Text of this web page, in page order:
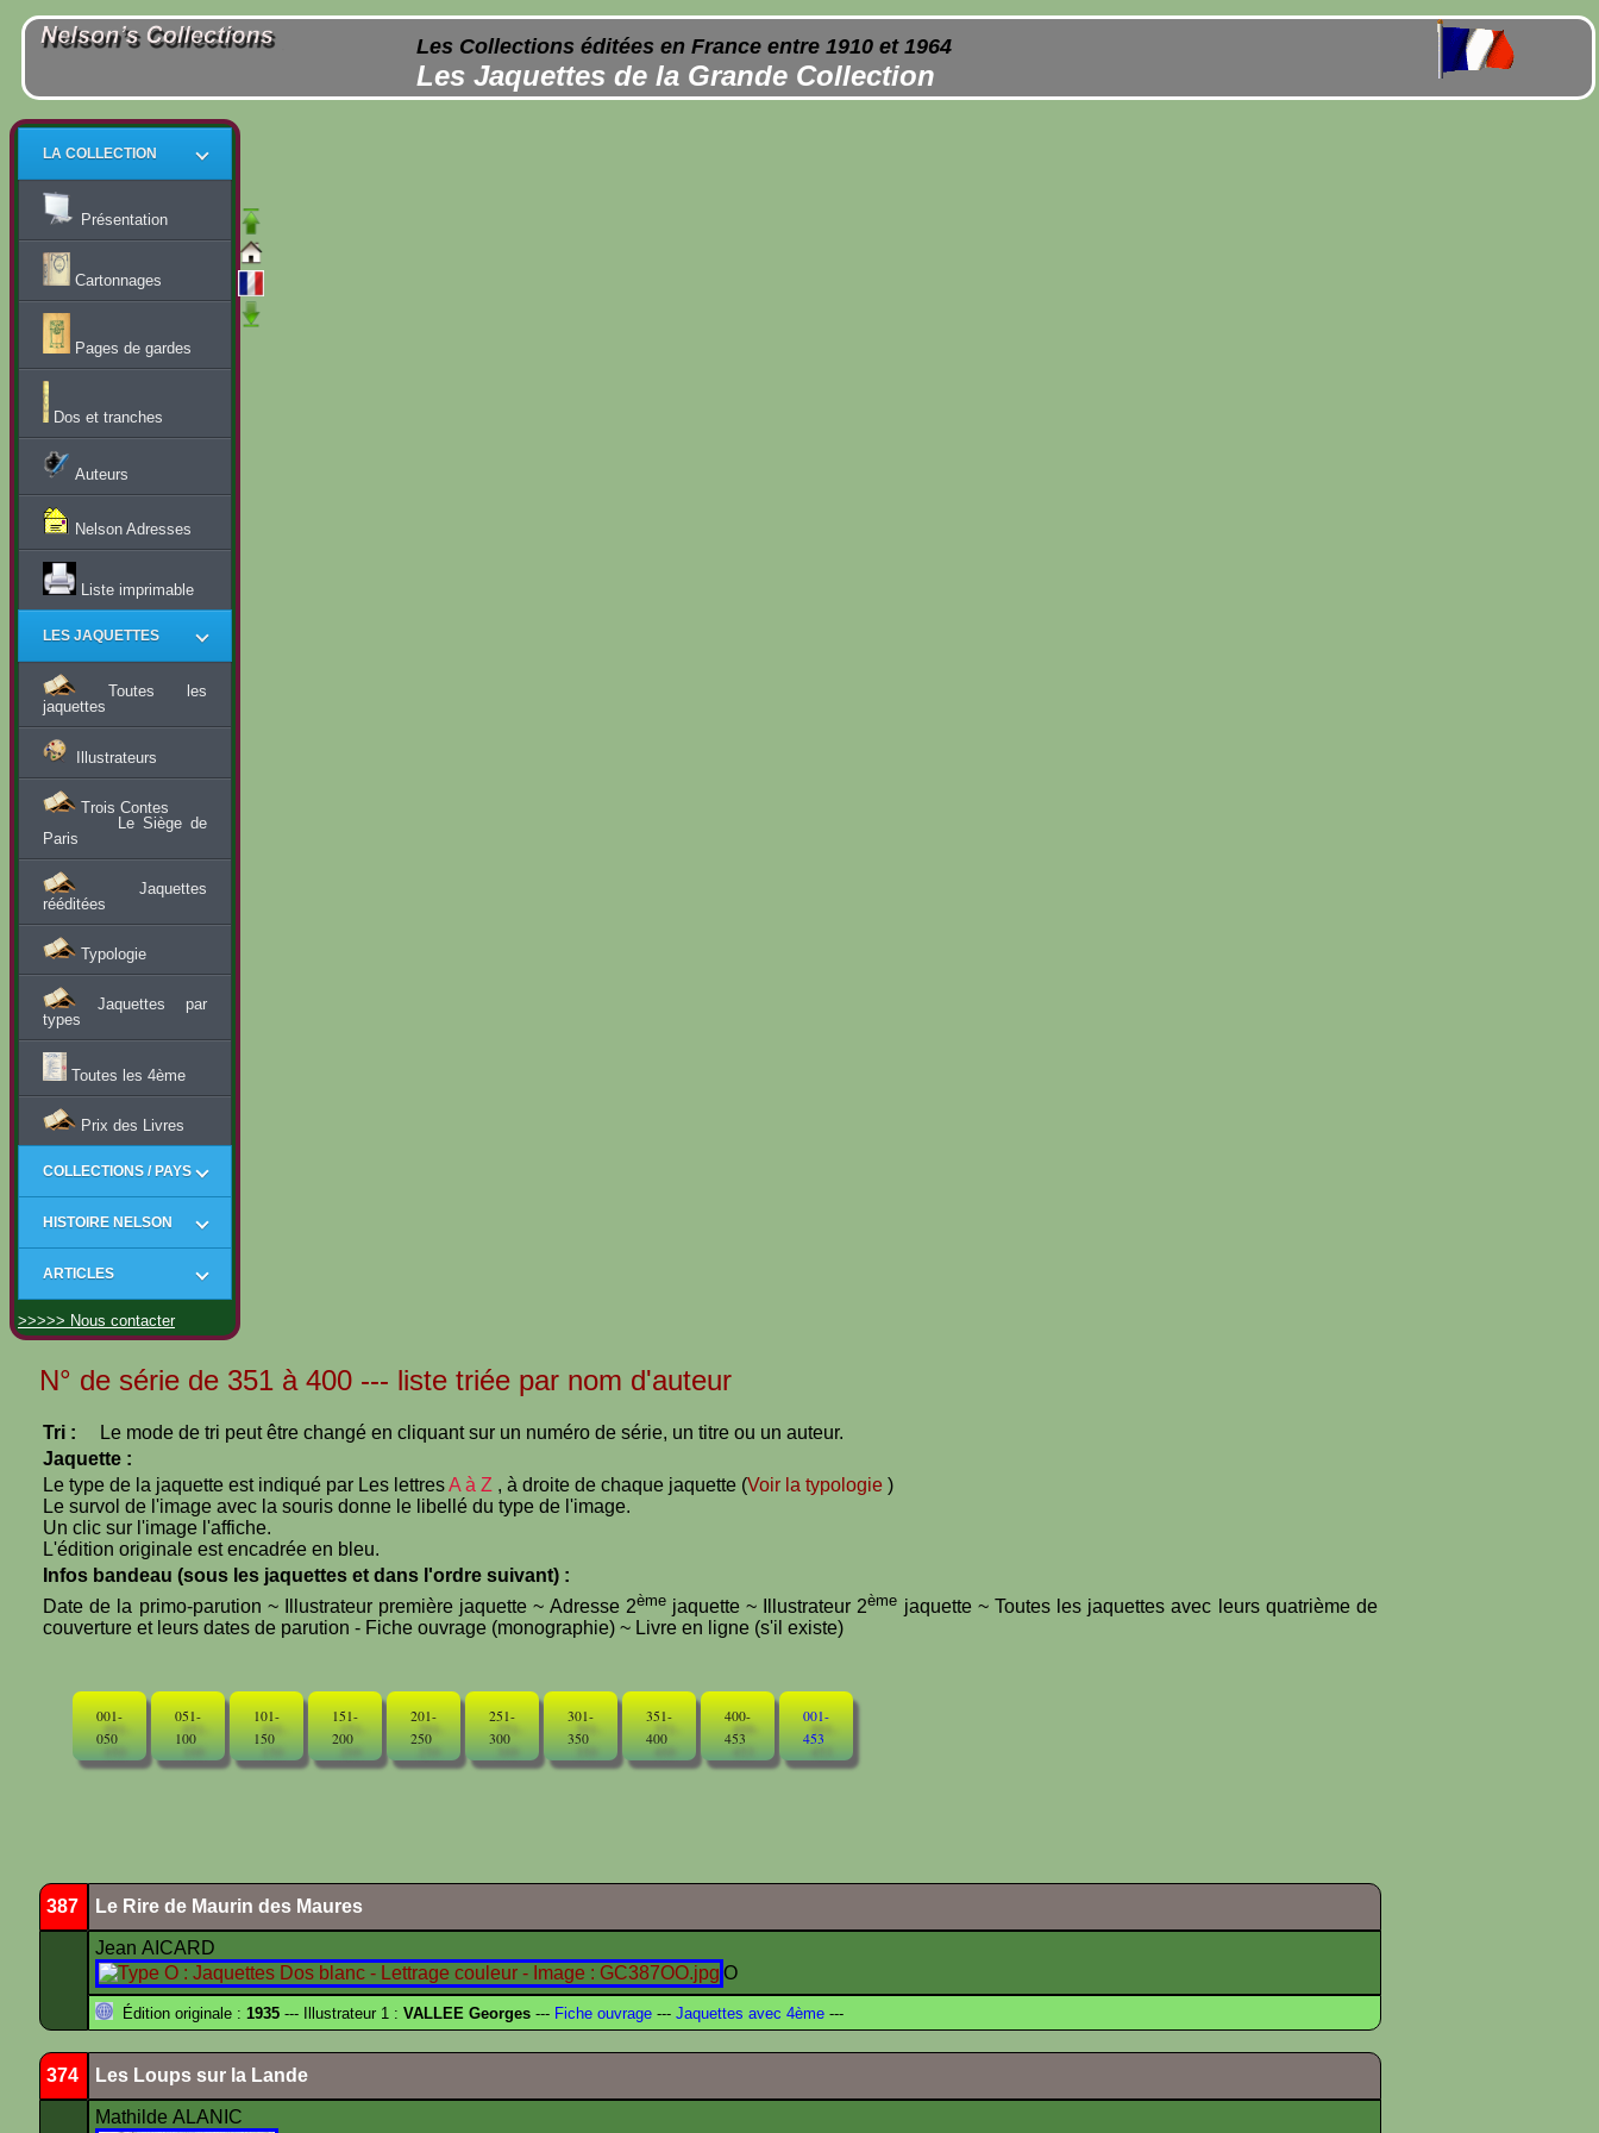
Les Collections éditées en France entre 1910 et 1964
Les Jaquettes de la Grande Collection
LA COLLECTION
Présentation
Cartonnages
Pages de gardes
Dos et tranches
Auteurs
Nelson Adresses
Liste imprimable
LES JAQUETTES
Toutes les
jaquettes
Illustrateurs
Trois Contes
Le Siège de
Paris
Jaquettes
rééditées
Typologie
Jaquettes par
types
Toutes les 4ème
Prix des Livres
COLLECTIONS / PAYS
HISTOIRE NELSON
ARTICLES
>>>>> Nous contacter
N° de série de 351 à 400 --- liste triée par nom d'auteur
Tri :
Le mode de tri peut être changé en cliquant sur un numéro de série, un titre ou un auteur.
Jaquette :
Le type de la jaquette est indiqué par Les lettresA à Z , à droite de chaque jaquette (Voir la typologie )
Le survol de l'image avec la souris donne le libellé du type de l'image.
Un clic sur l'image l'affiche.
L'édition originale est encadrée en bleu.
Infos bandeau (sous les jaquettes et dans l'ordre suivant) :
Date de la primo-parution ~ Illustrateur première jaquette ~ Adresse 2èmejaquette ~ Illustrateur 2ème jaquette ~ Toutes les jaquettes avec leurs quatrième de
couverture et leurs dates de parution - Fiche ouvrage (monographie) ~ Livre en ligne (s'il existe)
001-
050
051-
100
101-
150
151-
200
201-
250
251-
300
301-
350
351-
400
400-
453
001-
453
387 Le Rire de Maurin des Maures
Jean AICARD
O
Édition originale : 1935 --- Illustrateur 1 : VALLEE Georges --- Fiche ouvrage --- Jaquettes avec 4ème ---
374 Les Loups sur la Lande
Mathilde ALANIC